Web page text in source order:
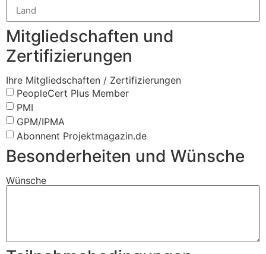
Mitgliedschaften und
Zertifizierungen
Ihre Mitgliedschaften / Zertifizierungen
PeopleCert Plus Member
PMI
GPM/IPMA
Abonnent Projektmagazin.de
Besonderheiten und Wünsche
Wünsche